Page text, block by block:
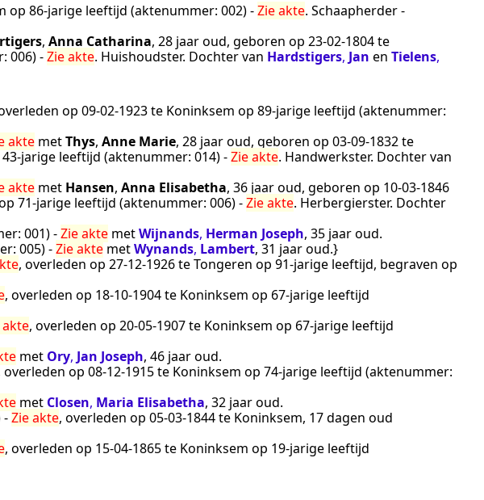
op 86-jarige leeftijd (aktenummer: 002) -Zie akte. Schaapherder -
, Anna Catharina, 28 jaar oud, geboren op 23‑02‑1804te
006) -Zie akte. Huishoudster. Dochter van Hardstigers, Jan en Tielens,
op 09‑02‑1923te Koninksem op 89-jarige leeftijd (aktenummer:
akte metThys, Anne Marie, 28 jaar oud, geboren op 03‑09‑1832te
jarige leeftijd (aktenummer: 014) -Zie akte. Handwerkster. Dochter van
akte met Hansen, Anna Elisabetha, 36 jaar oud, geboren op 10‑03‑1846
71-jarige leeftijd (aktenummer: 006) -Zie akte. Herbergierster. Dochter
001) -Zie akte metWijnands, Herman Joseph, 35 jaar oud.
005) -Zie akte metWynands, Lambert, 31 jaar oud.}
, overleden op 27‑12‑1926teTongeren op 91-jarige leeftijd, begraven op
, overleden op 18‑10‑1904te Koninksem op 67-jarige leeftijd
akte, overleden op 20‑05‑1907te Koninksem op 67-jarige leeftijd
met Ory, Jan Joseph, 46 jaar oud.
overleden op 08‑12‑1915te Koninksem op 74-jarige leeftijd (aktenummer:
met Closen, Maria Elisabetha, 32 jaar oud.
-Zie akte, overleden op 05‑03‑1844te Koninksem, 17 dagen oud
, overleden op 15‑04‑1865te Koninksem op 19-jarige leeftijd